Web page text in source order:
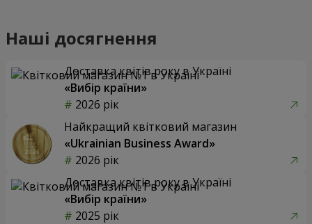
Наші досягнення
Доставка квітів року в Україні
«Вибір країни»
2026 рік
Найкращий квітковий магазин
«Ukrainian Business Award»
2026 рік
Доставка квітів року в Україні
«Вибір країни»
2025 рік